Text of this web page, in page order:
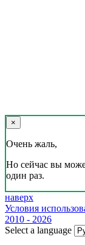
×
Очень жаль,
Но сейчас вы
один раз.
наверх
Условия
2010 - 2026
Select a language